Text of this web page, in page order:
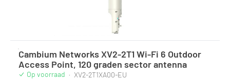
Cambium Networks XV2-2T1 Wi-Fi 6 Outdoor
Access Point, 120 graden sector antenna
Op voorraad · XV2-2T1XA00-EU